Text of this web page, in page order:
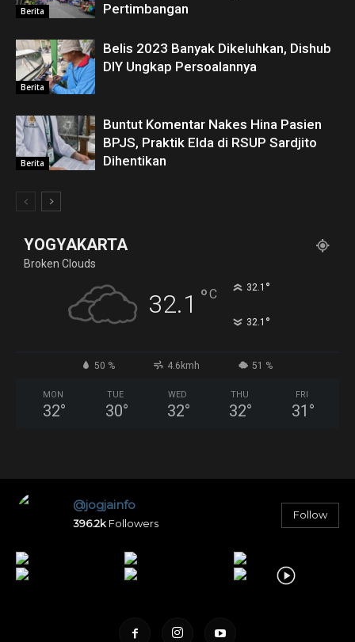
Berita
Pertimbangan
Berita
Belis 2023 Banyak Dikeluhkan, Dishub
DIY Ungkap Persoalannya
Berita
Buntut Komentar Nakes Hina Pasien
BPJS, Praktik Elda di RSUP Sardjito
Dihentikan
YOGYAKARTA
Broken Clouds
32.1 °C 32.1 °
32.1 °
50 % 4.6kmh 51 %
MON
32°
TUE
30°
WED
32°
THU
32°
FRI
31 °
@jogjainfo
396.2k Followers
Follow